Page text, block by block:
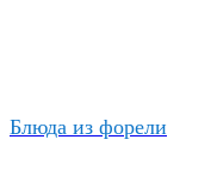
Блюда из форели